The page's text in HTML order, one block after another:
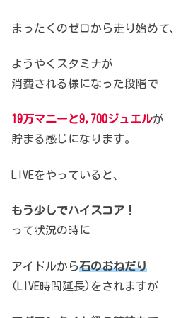
まったくのゼロから走り始めて、
ようやくスタミナが
消費される様になった段階で
19万マニーと9,700ジュエルが
貯まる感じになります。
LIVEをやっていると、
もう少しでハイスコア！
って状況の時に
アイドルから石のおねだり
(LIVE時間延長)をされますが